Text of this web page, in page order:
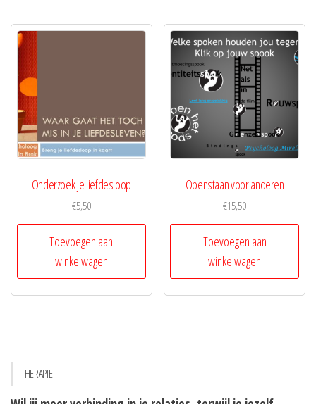
Onderzoek je liefdesloop
€5,50
Toevoegen aan
winkelwagen
Openstaan voor anderen
€15,50
Toevoegen aan
winkelwagen
THERAPIE